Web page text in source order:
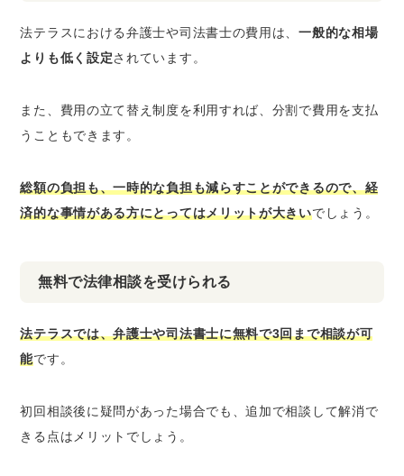
法テラスにおける弁護士や司法書士の費用は、一般的な相場
よりも低く設定されています。
また、費用の立て替え制度を利用すれば、分割で費用を支払
うこともできます。
総額の負担も、一時的な負担も減らすことができるので、経
済的な事情がある方にとってはメリットが大きいでしょう。
無料で法律相談を受けられる
法テラスでは、弁護士や司法書士に無料で3回まで相談が可
能です。
初回相談後に疑問があった場合でも、追加で相談して解消で
きる点はメリットでしょう。